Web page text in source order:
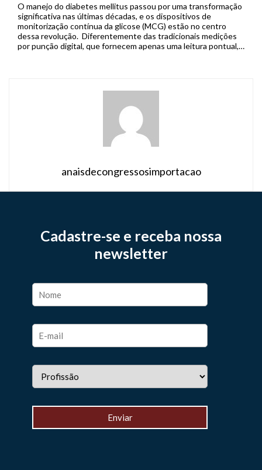
O manejo do diabetes mellitus passou por uma transformação
significativa nas últimas décadas, e os dispositivos de
monitorização contínua da glicose (MCG) estão no centro
dessa revolução. Diferentemente das tradicionais medições
por punção digital, que fornecem apenas uma leitura pontual,
anaisdecongressosimportacao
Cadastre-se e receba nossa
newsletter